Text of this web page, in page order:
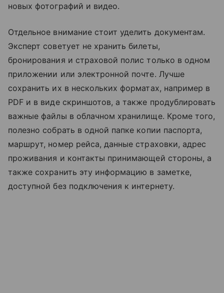
новых фотографий и видео.
Отдельное внимание стоит уделить документам.
Эксперт советует не хранить билеты,
бронирования и страховой полис только в одном
приложении или электронной почте. Лучше
сохранить их в нескольких форматах, например в
PDF и в виде скриншотов, а также продублировать
важные файлы в облачном хранилище. Кроме того,
полезно собрать в одной папке копии паспорта,
маршрут, номер рейса, данные страховки, адрес
проживания и контакты принимающей стороны, а
также сохранить эту информацию в заметке,
доступной без подключения к интернету.